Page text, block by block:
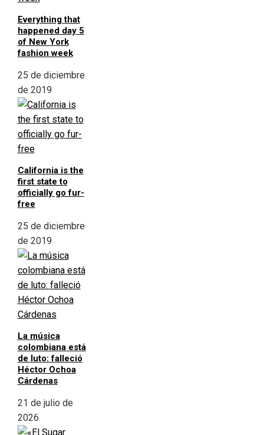
Everything that
happened day 5
of New York
fashion week
25 de diciembre
de 2019
California is the
first state to
officially go fur-
free
25 de diciembre
de 2019
La música
colombiana está
de luto: falleció
Héctor Ochoa
Cárdenas
21 de julio de
2026